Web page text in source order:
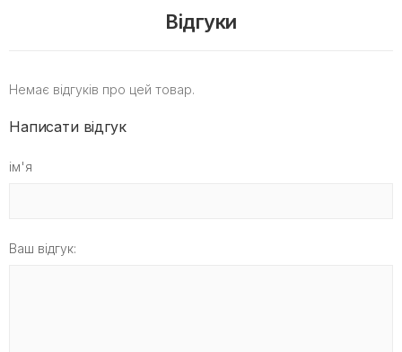
Відгуки
Немає відгуків про цей товар.
Написати відгук
ім'я
Ваш відгук: